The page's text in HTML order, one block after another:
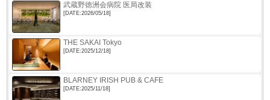
武蔵野徳洲会病院 医局改装
[DATE:2026/05/18]
THE SAKAI Tokyo
[DATE:2025/12/18]
BLARNEY IRISH PUB & CAFE
[DATE:2025/11/18]